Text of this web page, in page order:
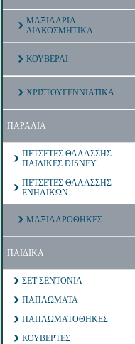
ΜΑΞΙΛΑΡΙΑ
ΔΙΑΚΟΣΜΗΤΙΚΑ
ΚΟΥΒΕΡΛΙ
ΧΡΙΣΤΟΥΓΕΝΝΙΑΤΙΚΑ
ΠΑΡΑΛΙΑ
ΠΕΤΣΕΤΕΣ ΘΑΛΑΣΣΗΣ
ΠΑΙΔΙΚΕΣ DISNEY
ΠΕΤΣΕΤΕΣ ΘΑΛΑΣΣΗΣ
ΕΝΗΛΙΚΩΝ
ΜΑΞΙΛΑΡΟΘΗΚΕΣ
ΠΑΙΔΙΚΑ
ΣΕΤ ΣΕΝΤΟΝΙΑ
ΠΑΠΛΩΜΑΤΑ
ΠΑΠΛΩΜΑΤΟΘΗΚΕΣ
ΚΟΥΒΕΡΤΕΣ